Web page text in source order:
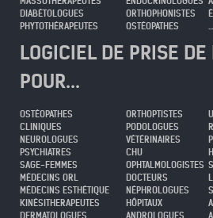
DIABÉTOLOGUES
PHYTOTHÉRAPEUTES
ORTHOPHONISTES
OSTÉOPATHES
...
LOGICIEL DE PRISE
POUR...
OSTÉOPATHES
CLINIQUES
NEUROLOGUES
PSYCHIATRES
SAGE-FEMMES
MÉDECINS ORL
MÉDECINS ESTHÉTIQUE
KINÉSITHERAPEUTES
DERMATOLOGUES
ORTHOPTISTES
PODOLOGUES
VÉTÉRINAIRES
CHU
OPHTALMOLOGISTES
DOCTEURS
NÉPHROLOGUES
HÔPITAUX
ANDROLOGUES